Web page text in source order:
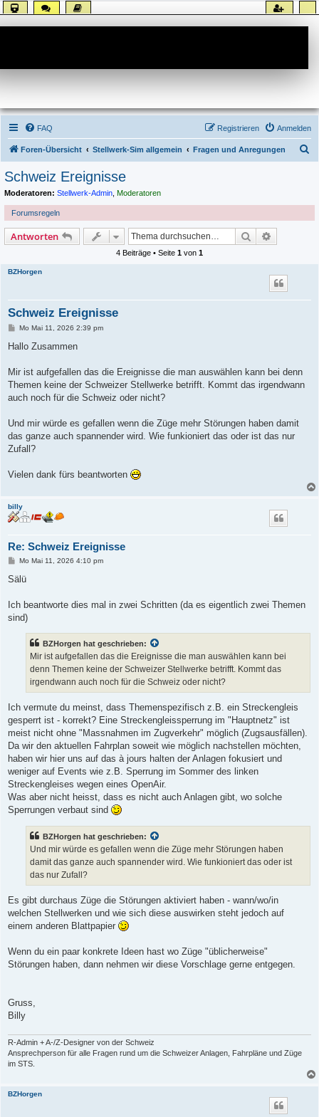
FAQ Anmelden
Registrieren
Foren-Übersicht Stellwerk-Sim allgemein Fragen und Anregungen
Schweiz Ereignisse
Moderatoren: Stellwerk-Admin Moderatoren
Forumsregeln
Antworten Suche
4 Beiträge • Seite 1 von 1
BZHorgen
Schweiz Ereignisse
B
i
a
Mo Mai 11, 2026 2:39 pm
Hallo Zusammen
Mir ist aufgefallen das die Ereignisse die man auswählen kann bei denn
Themen keine der Schweizer Stellwerke betrifft. Kommt das irgendwann
auch noch für die Schweiz oder nicht?
Und mir würde es gefallen wenn die Züge mehr Störungen haben damit
das ganze auch spannender wird. Wie funkioniert das oder ist das nur
Zufall?
Vielen dank fürs beantworten
billy
Re: Schweiz Ereignisse
B
i
a
Mo Mai 11, 2026 4:10 pm
Sälü
Ich beantworte dies mal in zwei Schritten (da es eigentlich zwei Themen
sind)
BZHorgen hat geschrieben:
Mir ist aufgefallen das die Ereignisse die man auswählen kann bei
denn Themen keine der Schweizer Stellwerke betrifft. Kommt das
irgendwann auch noch für die Schweiz oder nicht?
Ich vermute du meinst, dass Themenspezifisch z.B. ein Streckengleis
gesperrt ist - korrekt? Eine Streckengleissperrung im "Hauptnetz" ist
meist nicht ohne "Massnahmen im Zugverkehr" möglich (Zugsausfällen).
Da wir den aktuellen Fahrplan soweit wie möglich nachstellen möchten,
haben wir hier uns auf das à jours halten der Anlagen fokusiert und
weniger auf Events wie z.B. Sperrung im Sommer des linken
Streckengleises wegen eines OpenAir.
Was aber nicht heisst, dass es nicht auch Anlagen gibt, wo solche
Sperrungen verbaut sind
BZHorgen hat geschrieben:
Und mir würde es gefallen wenn die Züge mehr Störungen haben
damit das ganze auch spannender wird. Wie funkioniert das oder ist
das nur Zufall?
Es gibt durchaus Züge die Störungen aktiviert haben - wann/wo/in
welchen Stellwerken und wie sich diese auswirken steht jedoch auf
einem anderen Blattpapier
Wenn du ein paar konkrete Ideen hast wo Züge "üblicherweise"
Störungen haben, dann nehmen wir diese Vorschlage gerne entgegen.
Gruss,
Billy
R-Admin + A-/Z-Designer von der Schweiz
Ansprechperson für alle Fragen rund um die Schweizer Anlagen, Fahrpläne und Züge
im STS.
BZHorgen